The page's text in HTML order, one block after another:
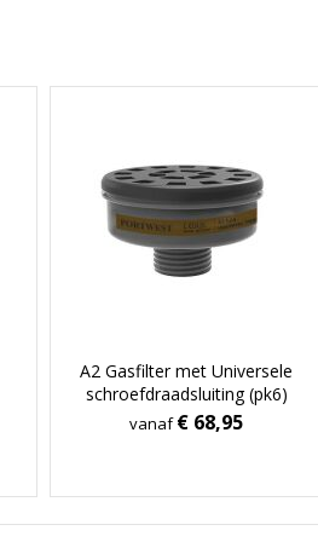
A2 Gasfilter met Universele
schroefdraadsluiting (pk6)
vanaf€ 68,95